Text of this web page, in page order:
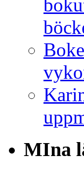
MIna